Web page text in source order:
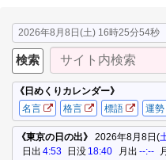
2026年8月8日(土) 16時25分55秒